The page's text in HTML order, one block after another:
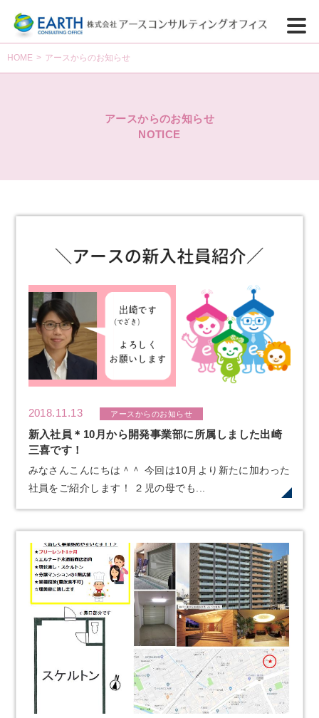
HOME > アースからのお知らせ
アースからのお知らせ
NOTICE
2018.11.13 アースからのお知らせ
新入社員＊10月から開発事業部に所属しました出崎
三喜です！
みなさんこんにちは＾＾ 今回は10月より新たに加わった
社員をご紹介します！ ２児の母でも...